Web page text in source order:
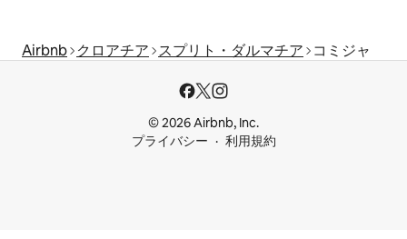
Airbnb クロアチア スプリト・ダルマチア コミジャ
© 2026 Airbnb, Inc.
プライバシー
利用規約